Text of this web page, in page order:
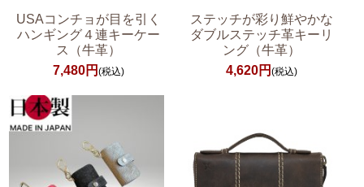
USAコンチョが目を引く
ハンギング４連キーケー
ス（牛革）
7,480円(税込)
ステッチが彩り鮮やかな
ダブルステッチ革キーリ
ング（牛革）
4,620円 (税込)